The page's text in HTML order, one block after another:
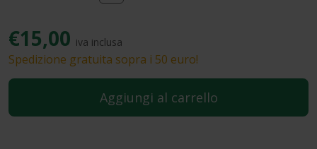
€15,00 iva inclusa
Spedizione gratuita sopra i 50 euro!
Aggiungi al carrello